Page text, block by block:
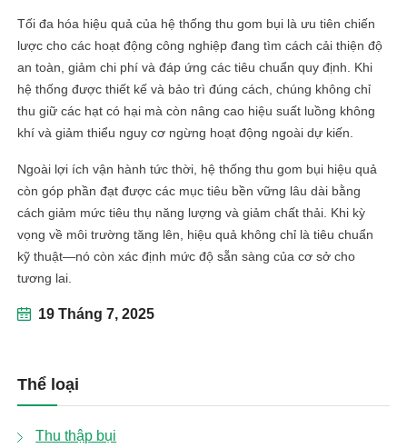
19 Tháng 7, 2025
Thể loại
Thu thập bụi
Tối đa hóa hiệu quả của hệ thống thu gom bụi là ưu tiên chiến
lược cho các hoạt động công nghiệp đang tìm cách cải thiện độ
an toàn, giảm chi phí và đáp ứng các tiêu chuẩn quy định. Khi
hệ thống được thiết kế và bảo trì đúng cách, chúng không chỉ
thu giữ các hạt có hại mà còn nâng cao hiệu suất luồng không
khí và giảm thiểu nguy cơ ngừng hoạt động ngoài dự kiến.
Ngoài lợi ích vận hành tức thời, hệ thống thu gom bụi hiệu quả
còn góp phần đạt được các mục tiêu bền vững lâu dài bằng
cách giảm mức tiêu thụ năng lượng và giảm chất thải. Khi kỳ
vọng về môi trường tăng lên, hiệu quả không chỉ là tiêu chuẩn
kỹ thuật—nó còn xác định mức độ sẵn sàng của cơ sở cho
tương lai.